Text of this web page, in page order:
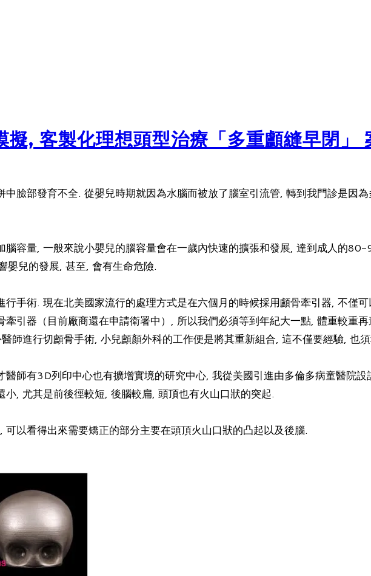
, 客製化理想頭型治療「多重顱縫早閉」
臉部發育不全. 從嬰兒時期就因為水腦而被放了腦室引流管, 轉到我門診是因
腦容量, 一般來說小嬰兒的腦容量會在一歲內快速的擴張和發展, 達到成人的
嬰兒的發展, 甚至, 會有生命危險.
手術. 現在北美國家流行的處理方式是在六個月的時候採用顱骨牽引器, 不僅
牽引器（目前廠商還在申請衛署中）, 所以我們必須等到年紀大一點, 體重較重
師進行切顱骨手術, 小兒顱顏外科的工作便是將其重新組合, 這不僅要經驗, 也
醫師有3D列印中心也有擴增實境的研究中心, 我從美國引進由多倫多病童醫院
, 尤其是前後徑較短, 後腦較扁, 頭頂也有火山口狀的突起.
以看得出來需要矯正的部分主要在頭頂火山口狀的凸起以及後腦.